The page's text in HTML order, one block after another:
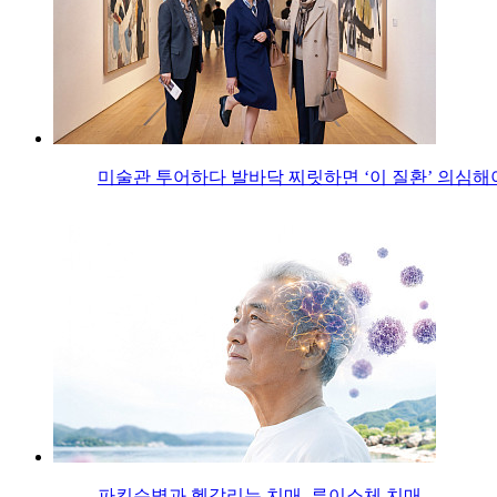
미술관 투어하다 발바닥 찌릿하면 ‘이 질환’ 의심해